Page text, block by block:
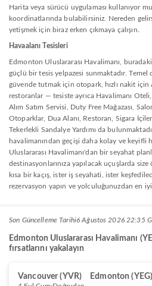
Harita veya sürücü uygulaması kullanıyor
koordinatlarında bulabilirsiniz. Nereden
yetişmek için biraz erken çıkmaya çalışın.
Havaalanı Tesisleri
Edmonton Uluslararası Havalimanı,
güçlü bir tesis yelpazesi sunmaktadır. Temel
güvende tutmak için otopark, hızlı nakit
restoranlar — tesiste ayrıca Havalimanı
Alım Satım Servisi, Duty Free Mağazası,
Otoparklar, Dua Alanı, Restoran, Sigara
Tekerlekli Sandalye Yardımı da
havalimanından geçişi daha kolay ve keyifli
Uluslararası Havalimanı'dan bir seyahat
destinasyonlarınıza yapılacak uçuşlarda
kısa bir kaçış, ister iş seyahati, ister
rezervasyon yapın ve yolculuğunuzdan en iyi
Son Güncelleme Tarihi6 Ağustos 2026 22:35
Edmonton Uluslararası Havalimanı
fırsatlarını yakalayın
Vancouver (YVR) Edmonton (YEG)